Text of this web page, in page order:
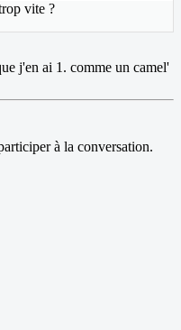
vite ?
j'en ai 1. comme un camel'
à la conversation.